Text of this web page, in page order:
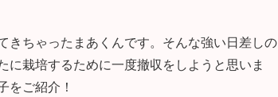
きちゃったまあくんです。そんな強い日差しの
栽培するために一度撤収をしようと思いま
をご紹介！